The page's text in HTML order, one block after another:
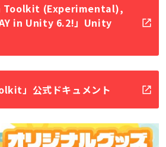
Toolkit (Experimental),
in Unity 6.2!」Unity
」公式ドキュメント